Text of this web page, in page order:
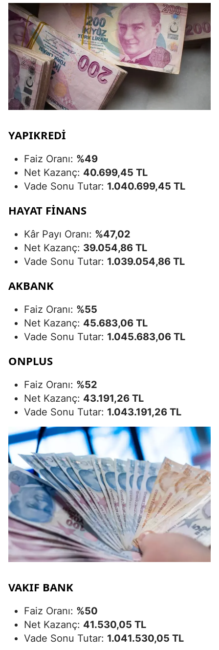
YAPIKREDİ
Faiz Oranı: %49
Net Kazanç: 40.699,45 TL
Vade Sonu Tutar: 1.040.699,45 TL
HAYAT FİNANS
Kâr Payı Oranı: %47,02
Net Kazanç: 39.054,86 TL
Vade Sonu Tutar: 1.039.054,86 TL
AKBANK
Faiz Oranı: %55
Net Kazanç: 45.683,06 TL
Vade Sonu Tutar: 1.045.683,06 TL
ONPLUS
Faiz Oranı: %52
Net Kazanç: 43.191,26 TL
Vade Sonu Tutar: 1.043.191,26 TL
VAKIF BANK
Faiz Oranı: %50
Net Kazanç: 41.530,05 TL
Vade Sonu Tutar: 1.041.530,05 TL